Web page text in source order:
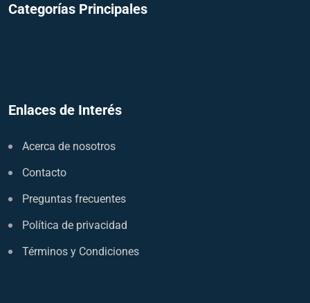
Categorías Principales
Enlaces de Interés
Acerca de nosotros
Contacto
Preguntas frecuentes
Política de privacidad
Términos y Condiciones